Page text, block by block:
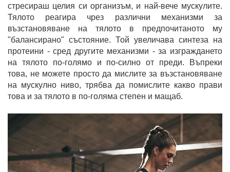
стресираш целия си организъм, и най-вече мускулите.
Тялото реагира чрез различни механизми за
възстановяване на тялото в предпочитаното му
"балансирано" състояние. Той увеличава синтеза на
протеини - сред другите механизми - за изграждането
на тялото по-голямо и по-силно от преди. Въпреки
това, не можете просто да мислите за възстановяване
на мускулно ниво, трябва да помислите какво прави
това и за тялото в по-голяма степен и мащаб.